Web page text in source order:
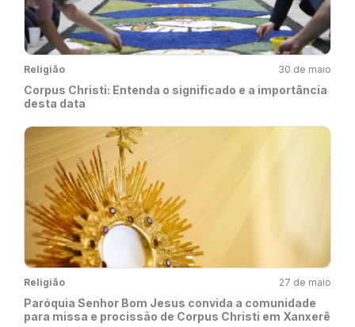
Religião 30 de maio
Corpus Christi: Entenda o significado e a importância
desta data
Religião 27 de maio
Paróquia Senhor Bom Jesus convida a comunidade
para missa e procissão de Corpus Christi em Xanxerê